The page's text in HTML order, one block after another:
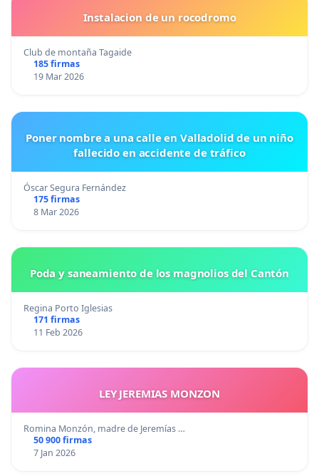
Instalacion de un rocodromo
Club de montaña Tagaide
185 firmas
19 Mar 2026
Poner nombre a una calle en Valladolid de un niño
fallecido en accidente de tráfico
Óscar Segura Fernández
175 firmas
8 Mar 2026
Poda y saneamiento de los magnolios del Cantón
Regina Porto Iglesias
171 firmas
11 Feb 2026
LEY JEREMIAS MONZON
Romina Monzón, madre de Jeremías …
50 900 firmas
7 Jan 2026